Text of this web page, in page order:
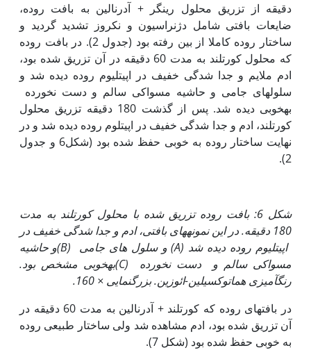
دقیقه از تزریق محلول رینگر + آدرنالین به بافت روده،
ضایعات بافتی شامل دژنراسیون و نکروز تشدید گردید و
ساختار روده کاملا از بین رفته بود (جدول 2). در بافت روده
که محلول کورتلند به مدت 60 دقیقه در آن تزریق شده بود،
ادم ملایم و جدا شدگی خفیف در اپی‏تلیوم روده دیده شد و
سلول‏های جامی و حاشیه مسواکی سالم و دست نخورده
به‏خوبی دیده شد. پس از گذشت 180 دقیقه تزریق محلول
کورتلند، ادم و جدا شدگی خفیف در اپیتلوم روده دیده شد و در
نهایت ساختار روده به خوبی حفظ شده بود (شکل6 و جدول
2).
شکل 6: بافت روده تزریق شده با محلول کورتلند به مدت
180 دقیقه. در این نمونه‏های بافتی، ادم و جدا شدگی خفیف در
اپی‏تلیوم روده دیده شد (A) و سلول های جامی (B)
و حاشیه
مسواکی سالم و دست نخورده
(C)
به‏خوبی مشخص بود.
رنگ‏آمیزی هماتوکسیلین-ائوزین. بزرگنمایی × 160.
در بافت‏های روده که کورتلند + آدرنالین به مدت 60 دقیقه در
آن تزریق شده بود، ادم مشاهده شد ولی ساختار طبیعی روده
به خوبی حفظ شده بود (شکل 7).